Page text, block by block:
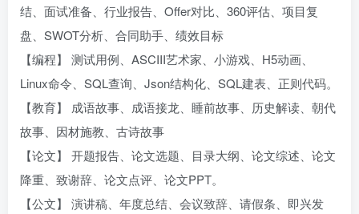
结、面试准备、行业报告、Offer对比、360评估、项目复
盘、SWOT分析、合同助手、绩效目标
【编程】 测试用例、ASCIII艺术家、小游戏、H5动画、
Linux命令、SQL查询、Json结构化、SQL建表、正则代码。
【教育】 成语故事、成语接龙、睡前故事、历史解读、朝代
故事、因材施教、古诗故事
【论文】 开题报告、论文选题、目录大纲、论文综述、论文
降重、致谢辞、论文点评、论文PPT。
【公文】 演讲稿、年度总结、会议致辞、请假条、即兴发